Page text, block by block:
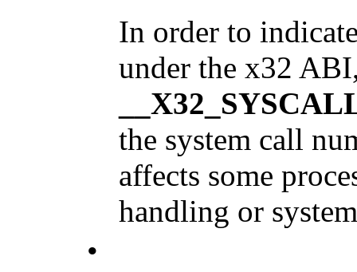
In order to
under the x32
the system call
affects some
handling or
•